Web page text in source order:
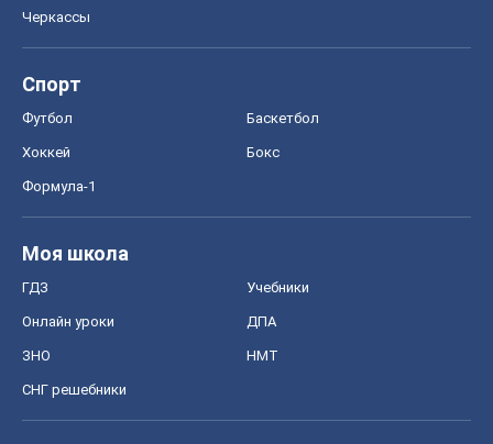
Черкассы
Спорт
Футбол Баскетбол
Хоккей Бокс
Формула-1
Моя школа
ГДЗ Учебники
Онлайн уроки ДПА
ЗНО НМТ
СНГ решебники